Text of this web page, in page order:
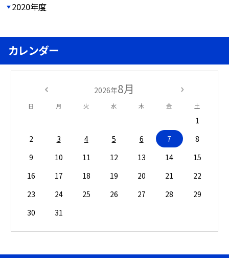
2020年度
カレンダー
2026年8月
日 月 火 水 木 金 土
1
2
3 4 5 6 7
8
9
10 11 12 13 14
15
16
17 18 19 20 21
22
23
24 25 26 27 28
29
30
31